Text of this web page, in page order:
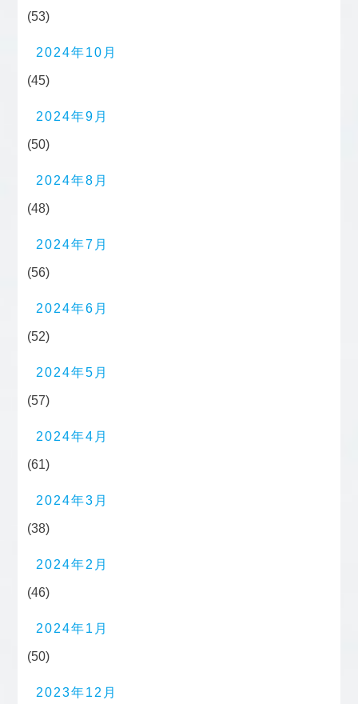
(53)
2024年10月
(45)
2024年9月
(50)
2024年8月
(48)
2024年7月
(56)
2024年6月
(52)
2024年5月
(57)
2024年4月
(61)
2024年3月
(38)
2024年2月
(46)
2024年1月
(50)
2023年12月